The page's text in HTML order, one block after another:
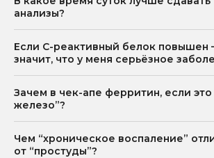
анализы?
Если С-реактивный белок повышен
значит, что у меня серьёзное
Зачем в чек-апе ферритин, если это
железо”?
Чем “хроническое воспаление”
от “простуды”?
Лабораторные
исследования
КОНТАКТЫ
Мы на Яндекс Карты
Карта